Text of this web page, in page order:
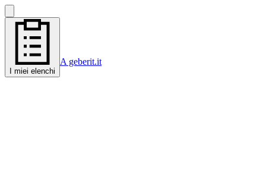
I miei elenchi
A geberit.it